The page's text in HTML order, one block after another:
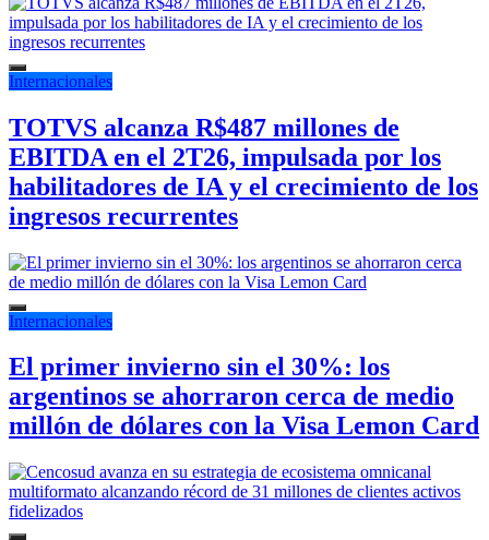
Internacionales
TOTVS alcanza R$487 millones de
EBITDA en el 2T26, impulsada por los
habilitadores de IA y el crecimiento de los
ingresos recurrentes
Internacionales
El primer invierno sin el 30%: los
argentinos se ahorraron cerca de medio
millón de dólares con la Visa Lemon Card